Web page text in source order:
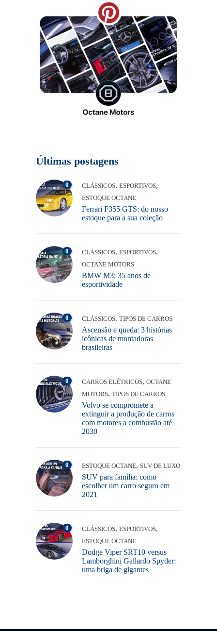
Últimas postagens
0 CLÁSSICOS, ESPORTIVOS,
ESTOQUE OCTANE
Ferrari F355 GTS: do nosso
estoque para a sua coleção
0 CLÁSSICOS, ESPORTIVOS,
OCTANE MOTORS
BMW M3: 35 anos de
esportividade
0 CLÁSSICOS, TIPOS DE CARROS
Ascensão e queda: 3 histórias
icônicas de montadoras
brasileiras
0 CARROS ELÉTRICOS, OCTANE
MOTORS, TIPOS DE CARROS
Volvo se compromete a
extinguir a produção de carros
com motores a combustão até
2030
0 ESTOQUE OCTANE, SUV DE LUXO
SUV para família: como
escolher um carro seguro em
2021
0 CLÁSSICOS, ESPORTIVOS,
ESTOQUE OCTANE
Dodge Viper SRT10 versus
Lamborghini Gallardo Spyder:
uma briga de gigantes